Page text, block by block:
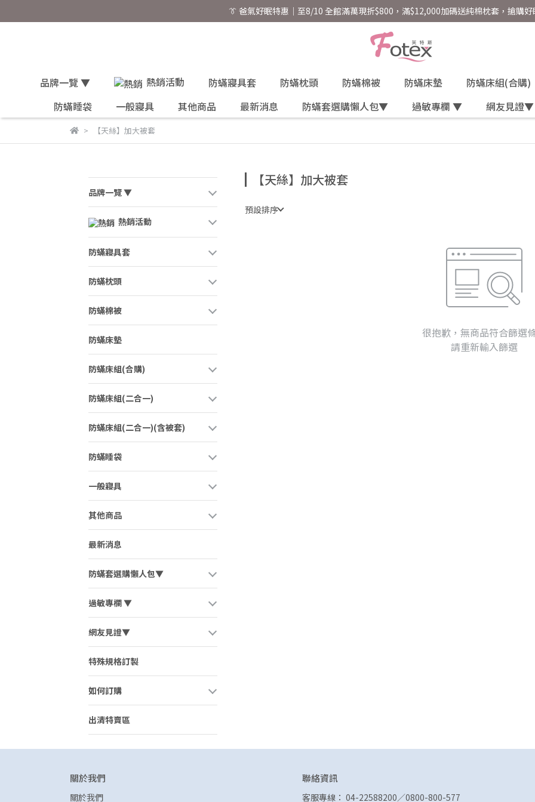
👔 爸氣好眠特惠｜至8/10 全館滿萬現折$800，滿$12,000加碼送純棉枕套，搶購
品牌一覽 ▼ 熱銷活動 防蟎寢具套 防蟎枕頭 防蟎棉被 防蟎床墊
防蟎床組(合購)
防蟎睡袋
一般寢具 其他商品 最新消息 防蟎套選購懶人包▼ 過敏專欄 ▼ 網友見證▼
【天絲】加大被套
品牌一覽 ▼
熱銷活動
防蟎寢具套
防蟎枕頭
防蟎棉被
防蟎床墊
防蟎床組(合購)
防蟎床組(二合一)
防蟎床組(二合一)(含被套)
防蟎睡袋
一般寢具
其他商品
最新消息
防蟎套選購懶人包▼
過敏專欄 ▼
網友見證▼
特殊規格訂製
如何訂購
出清特賣區
【天絲】加大被套
預設排序
很抱歉，無商品符合篩選
請重新輸入篩選
關於我們
關於我們
聯絡資訊
客服專線： 04-22588200／0800-800-577